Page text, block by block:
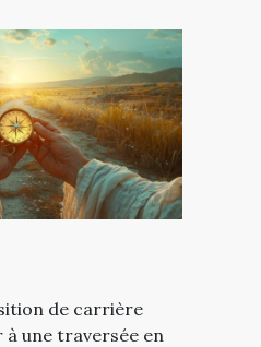
de carrière
une traversée en